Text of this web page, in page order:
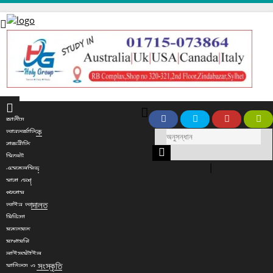
জাতীয়
আন্তর্জাতিক
রাজনীতি
সিলেট
এক্সক্লুসিভ
সারা দেশ
প্রবাস
আইন আদালত
মিডিয়া
মুক্তমত
মুখোমুখি
লাইফস্টাইল
সাহিত্য ও সংস্কৃতি